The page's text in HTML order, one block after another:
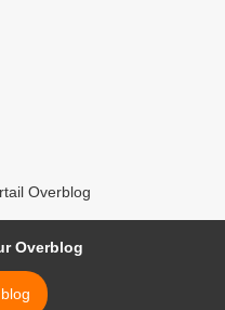
Overblog
Overblog